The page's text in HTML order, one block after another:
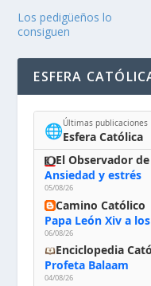
Los pedigüeños lo
consiguen
ESFERA
🌐Últimas publicaciones
Esfera Católica
El Observador
Ansiedad y estrés
05/08/26
Camino Católico
06/08/26
Enciclopedia
Profeta Balaam
04/08/26